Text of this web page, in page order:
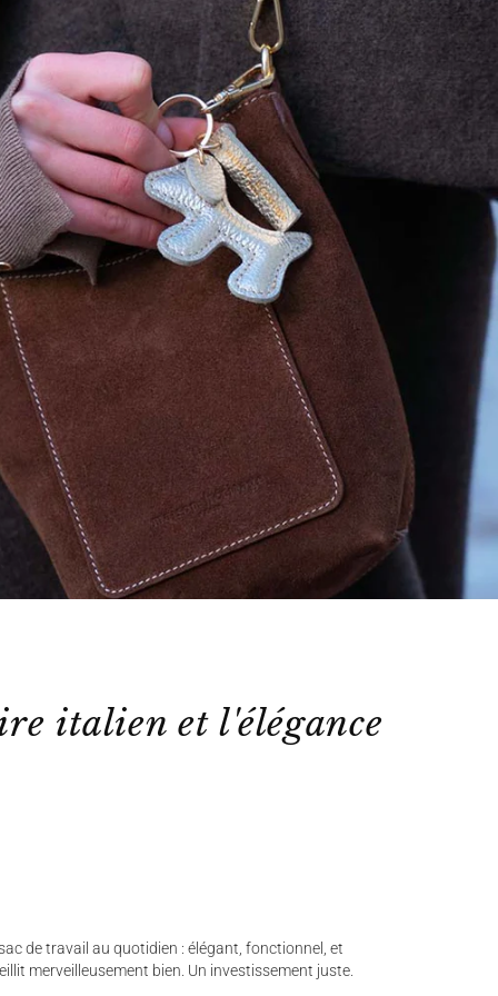
italien et l'élégance
de travail au quotidien : élégant, fonctionnel, et
merveilleusement bien. Un investissement juste.